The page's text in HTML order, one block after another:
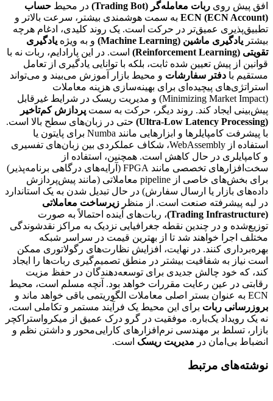
افق پیش روی ربات معامله‌گر (Trading Bot) در محیط حساب
ECN (ECN Account) به سمت هوشمندی بیشتر، سرعت بالاتر و
تطبیق‌پذیری عمیق‌تر در حرکت است. یک روند کلیدی، ادغام هرچه
بیشتر یادگیری ماشین (Machine Learning) و به ویژه یادگیری
تقویتی (Reinforcement Learning)
است. در این پارادایم، ربات نه با
قوانین از پیش تعیین شده ثابت، بلکه با توانایی یادگیری از تعامل
مستقیم با دفتر سفارشات و محیط بازار آموزش می‌بیند و می‌تواند
استراتژی‌های پیچیده‌ای برای بهینه‌سازی هزینه معاملات
(Minimizing Market Impact) و مدیریت ریسک در شرایط غیرقابل
پیش‌بینی ایجاد کند. روند دیگر، حرکت به سمت پردازش کم‌تاخیر
(Ultra-Low Latency Processing)
حتی در زبان‌های سطح بالا است.
با پیشرفت کامپایلرها و ابزارهایی مانند Numba برای پایتون یا
استفاده از WebAssembly، شکاف عملکردی بین زبان‌های تفسیری
و کامپایلری در حال کاهش است. همچنین، استفاده از
سخت‌افزارهای تخصصی مانند FPGA (آرایه‌های درگاهی برنامه‌پذیر)
برای بخش‌های خاصی از pipeline معاملاتی (مانند پیش‌پردازش
داده‌های بازار یا ارسال سفارش) در حال تبدیل شدن به یک استاندارد
در لبه پیشرفته صنعت است. از منظر زیرساخت معاملاتی
(Trading Infrastructure)
، ربات‌های آینده احتمالاً به صورت
توزیع‌شده و در چندین نقطه جغرافیایی نزدیک به مراکز نقدشوندگی
مختلف اجرا خواهند شد تا از بهترین قیمت در سراسر شبکه
بهره‌برداری کنند. در نهایت، افزایش نظارت‌های رگولاتوری ممکن
است نیاز به شفافیت بیشتر در منطق تصمیم‌گیری ربات‌ها را ایجاد
کند، که خود چالش جدیدی برای توسعه‌دهندگان در حفظ مزیت
رقابتی در عین رعایت مقررات خواهد بود. آنچه مسلم است، محیط
ECN به عنوان بستر اصلی معاملات الگوریتمی باقی خواهد ماند و
بروزرسانی ربات برای این محیط یک فرآیند مستمر و تکاملی است،
نه یک رویداد یک‌باره. موفقیت در گرو درک عمیق از میکرواستراکچر
بازار، تسلط بر مهندسی نرم‌افزارهای کارایی‌محور و داشتن نظم و
انضباط بی‌امان در مدیریت ریسک است.
نوشته‌های مرتبط